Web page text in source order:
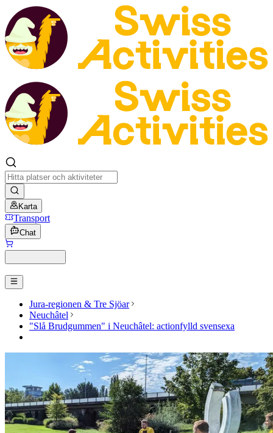
Karta
Transport
Chat
Jura-regionen & Tre Sjöar
Neuchâtel
"Slå Brudgummen" i Neuchâtel: actionfylld svensexa